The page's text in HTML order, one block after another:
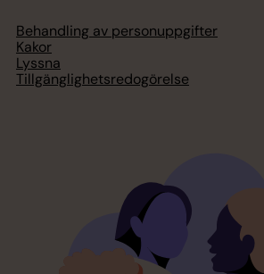
Behandling av personuppgifter
Kakor
Lyssna
Tillgänglighetsredogörelse